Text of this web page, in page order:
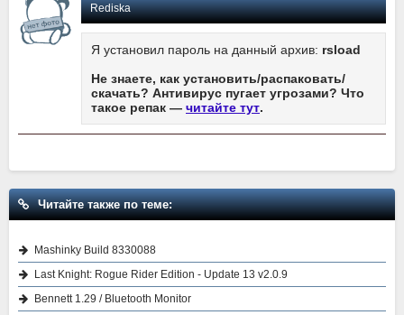
Rediska
Я установил пароль на данный архив: rsload
Не знаете, как установить/распаковать/
скачать? Антивирус пугает угрозами? Что
такое репак — читайте тут.
Читайте также по теме:
Mashinky Build 8330088
Last Knight: Rogue Rider Edition - Update 13 v2.0.9
Bennett 1.29 / Bluetooth Monitor